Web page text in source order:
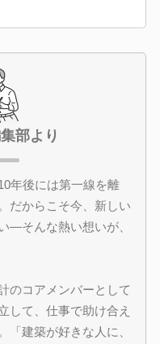
部より
年後には第一線を離
だからこそ今、新しい
―そんな熱い想いが、
のコアメンバーとして
して、仕事で助け合え
「建築が好きな人に、